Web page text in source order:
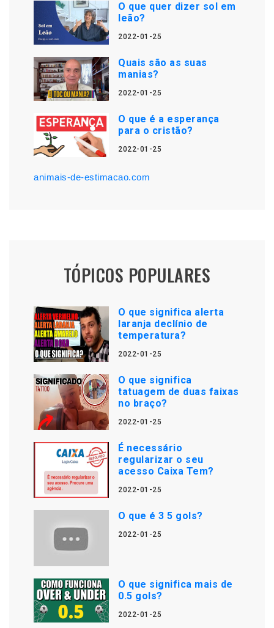
O que quer dizer sol em
leão?
2022-01-25
Quais são as suas
manias?
2022-01-25
O que é a esperança
para o cristão?
2022-01-25
animais-de-estimacao.com
TÓPICOS POPULARES
O que significa alerta
laranja declínio de
temperatura?
2022-01-25
O que significa
tatuagem de duas faixas
no braço?
2022-01-25
É necessário
regularizar o seu
acesso Caixa Tem?
2022-01-25
O que é 3 5 gols?
2022-01-25
O que significa mais de
0.5 gols?
2022-01-25